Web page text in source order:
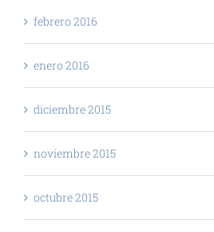
febrero 2016
enero 2016
diciembre 2015
noviembre 2015
octubre 2015